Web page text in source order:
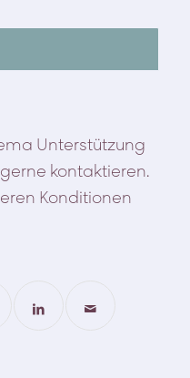
Unterstützung
kontaktieren.
Konditionen